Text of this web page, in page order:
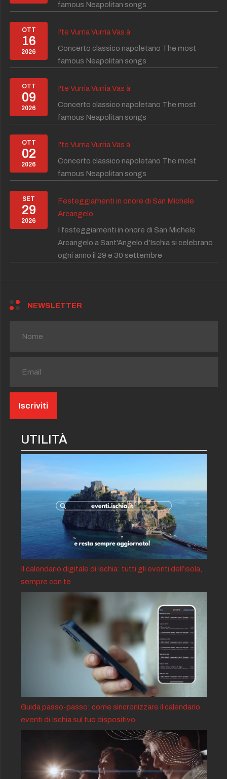
famous Neapolitan songs
OTT
16
2026
I'te Vurria Vurria Vas à
Concerto classico napoletano The most
famous Neapolitan songs
OTT
09
2026
I'te Vurria Vurria Vas à
Concerto classico napoletano The most
famous Neapolitan songs
OTT
02
2026
I'te Vurria Vurria Vas à
Concerto classico napoletano The most
famous Neapolitan songs
SET
29
2026
Festeggiamenti in onore di San Michele
Arcangelo
I festeggiamenti in onore di San Michele
Arcangelo a Sant'Angelo d'Ischia si celebrano
ogni anno il 29 e 30 settembre
NEWSLETTER
UTILITÀ
Il calendario digitale di Ischia: tutti gli eventi dell’isola,
sempre con te
Guida passo-passo: come sincronizzare il calendario
eventi di Ischia sul tuo dispositivo